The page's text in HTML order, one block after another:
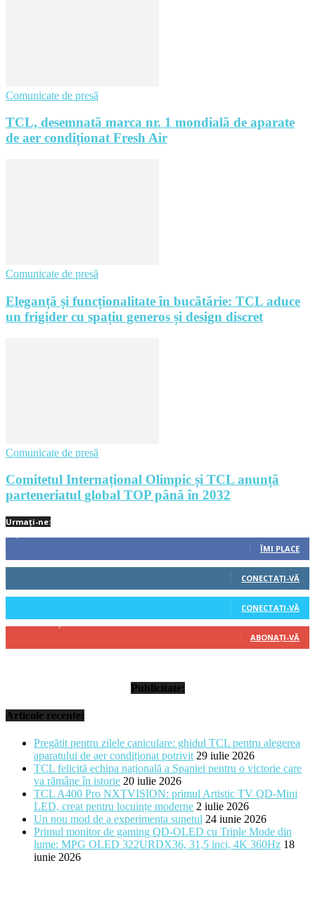
Comunicate de presă
TCL, desemnată marca nr. 1 mondială de aparate
de aer condiționat Fresh Air
Comunicate de presă
Eleganță și funcționalitate în bucătărie: TCL aduce
un frigider cu spațiu generos și design discret
Comunicate de presă
Comitetul Internațional Olimpic și TCL anunță
parteneriatul global TOP până în 2032
Urmați-ne:
ÎMI PLACE
522 Cititori
CONECTAȚI-VĂ
45 Cititori
CONECTAȚI-VĂ
314 Abonați
ABONAȚI-VĂ
Publicitate:
Articole recente:
Pregătit pentru zilele caniculare: ghidul TCL pentru alegerea
aparatului de aer condiționat potrivit 29 iulie 2026
TCL felicită echipa națională a Spaniei pentru o victorie care
va rămâne în istorie 20 iulie 2026
TCL A400 Pro NXTVISION: primul Artistic TV QD-Mini
LED, creat pentru locuințe moderne 2 iulie 2026
Un nou mod de a experimenta sunetul 24 iunie 2026
Primul monitor de gaming QD-OLED cu Triple Mode din
lume: MPG OLED 322URDX36, 31,5 inci, 4K 360Hz 18
iunie 2026